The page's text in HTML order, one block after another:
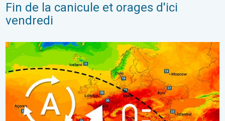
Fin de la canicule et orages d'ici
vendredi
Une nouvelle poussée de chaleur en France. Jusqu'à 42